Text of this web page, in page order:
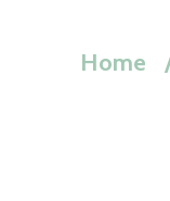
Home